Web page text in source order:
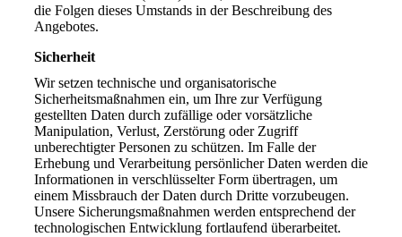
die Folgen dieses Umstands in der Beschreibung des
Angebotes.
Sicherheit
Wir setzen technische und organisatorische
Sicherheitsmaßnahmen ein, um Ihre zur Verfügung
gestellten Daten durch zufällige oder vorsätzliche
Manipulation, Verlust, Zerstörung oder Zugriff
unberechtigter Personen zu schützen. Im Falle der
Erhebung und Verarbeitung persönlicher Daten werden die
Informationen in verschlüsselter Form übertragen, um
einem Missbrauch der Daten durch Dritte vorzubeugen.
Unsere Sicherungsmaßnahmen werden entsprechend der
technologischen Entwicklung fortlaufend überarbeitet.